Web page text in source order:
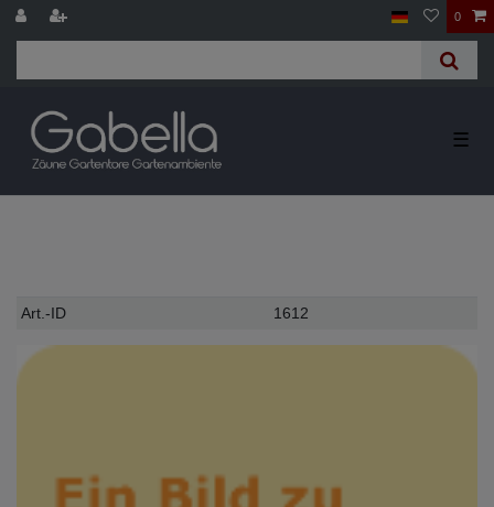
0
☰
Technisches
Wert
Art.-ID 1612